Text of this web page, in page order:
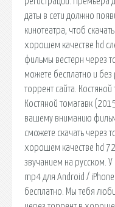
даты в сети должно
кинотеатра, чтоб
хорошем качестве hd
фильмы вестерн через
можете бесплатно и без
торрент сайта.
Костяной томагавк
вашему вниманию
сможете скачать через
хорошем качестве hd
звучанием на русском.
mp4 для Android /
бесплатно. Мы тебя